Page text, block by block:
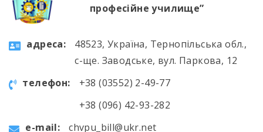
професійне училище”
aдресa:
48523, Україна, Тернопільська обл.,
с-ще. Заводське, вул. Паркова, 12
телефон:
+38 (03552) 2-49-77
+38 (096) 42-93-282
e-mail:
chvpu_bill@ukr.net